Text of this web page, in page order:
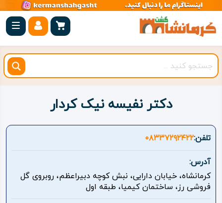
صفحه
اصلی
کرمانشاه
شهرستان
بیستون
روستاهای
هدف
اقامتگاه
دکتر نفیسه نیک کردار
تلفن:۰۸۳۳۷۲۹۲۴۲۲
آدرس:
کرمانشاه، خیابان دارایی، نبش کوچه دبیراعظم، روبروی گل
فروشی رز، ساختمان کیمیا، طبقه اول